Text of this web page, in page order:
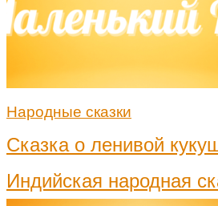
Народные сказки
Сказка о ленивой
Индийская народная